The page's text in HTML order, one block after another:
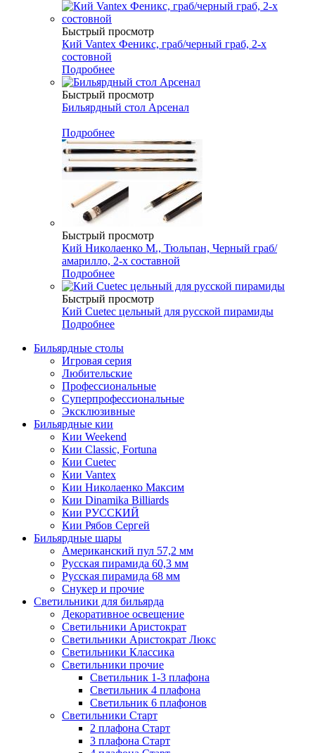
Быстрый просмотр
Кий Vantex Феникс, граб/черный граб, 2-х
состовной
Подробнее
Быстрый просмотр
Бильярдный стол Арсенал
Подробнее
Быстрый просмотр
Кий Николаенко М., Тюльпан, Черный граб/
амарилло, 2-х составной
Подробнее
Быстрый просмотр
Кий Cuetec цельный для русской пирамиды
Подробнее
Бильярдные столы
Игровая серия
Любительские
Профессиональные
Суперпрофессиональные
Эксклюзивные
Бильярдные кии
Кии Weekend
Кии Classic, Fortuna
Кии Cuetec
Кии Vantex
Кии Николаенко Максим
Кии Dinamika Billiards
Кии РУССКИЙ
Кии Рябов Сергей
Бильярдные шары
Американский пул 57,2 мм
Русская пирамида 60,3 мм
Русская пирамида 68 мм
Снукер и прочие
Светильники для бильярда
Декоративное освещение
Светильники Аристократ
Светильники Аристократ Люкс
Светильники Классика
Светильники прочие
Светильник 1-3 плафона
Светильник 4 плафона
Светильник 6 плафонов
Светильники Старт
2 плафона Старт
3 плафона Старт